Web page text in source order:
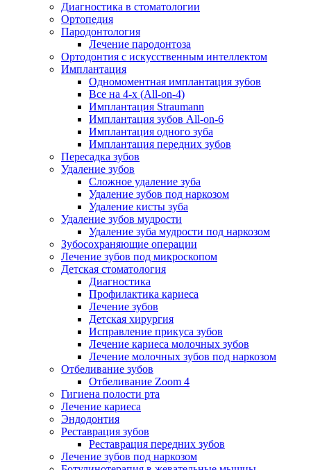
Диагностика в стоматологии
Ортопедия
Пародонтология
Лечение пародонтоза
Ортодонтия с искусственным интеллектом
Имплантация
Одномоментная имплантация зубов
Все на 4-х (All-on-4)
Имплантация Straumann
Имплантация зубов All-on-6
Имплантация одного зуба
Имплантация передних зубов
Пересадка зубов
Удаление зубов
Сложное удаление зуба
Удаление зубов под наркозом
Удаление кисты зуба
Удаление зубов мудрости
Удаление зуба мудрости под наркозом
Зубосохраняющие операции
Лечение зубов под микроскопом
Детская стоматология
Диагностика
Профилактика кариеса
Лечение зубов
Детская хирургия
Исправление прикуса зубов
Лечение кариеса молочных зубов
Лечение молочных зубов под наркозом
Отбеливание зубов
Отбеливание Zoom 4
Гигиена полости рта
Лечение кариеса
Эндодонтия
Реставрация зубов
Реставрация передних зубов
Лечение зубов под наркозом